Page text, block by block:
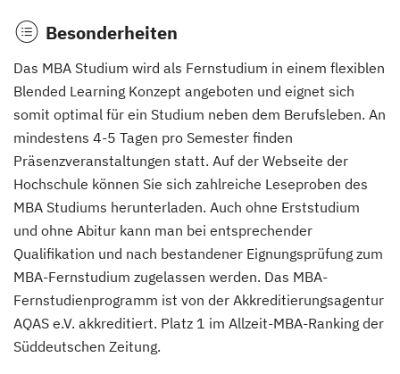
Besonderheiten
Das MBA Studium wird als Fernstudium in einem flexiblen
Blended Learning Konzept angeboten und eignet sich
somit optimal für ein Studium neben dem Berufsleben. An
mindestens 4-5 Tagen pro Semester finden
Präsenzveranstaltungen statt. Auf der Webseite der
Hochschule können Sie sich zahlreiche Leseproben des
MBA Studiums herunterladen. Auch ohne Erststudium
und ohne Abitur kann man bei entsprechender
Qualifikation und nach bestandener Eignungsprüfung zum
MBA-Fernstudium zugelassen werden. Das MBA-
Fernstudienprogramm ist von der Akkreditierungsagentur
AQAS e.V. akkreditiert. Platz 1 im Allzeit-MBA-Ranking der
Süddeutschen Zeitung.